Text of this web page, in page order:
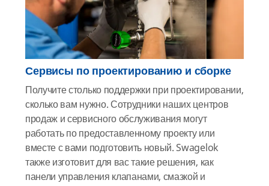
Сервисы по проектированию и сборке
Получите столько поддержки при проектировании,
сколько вам нужно. Сотрудники наших центров
продаж и сервисного обслуживания могут
работать по предоставленному проекту или
вместе с вами подготовить новый. Swagelok
также изготовит для вас такие решения, как
панели управления клапанами, смазкой и